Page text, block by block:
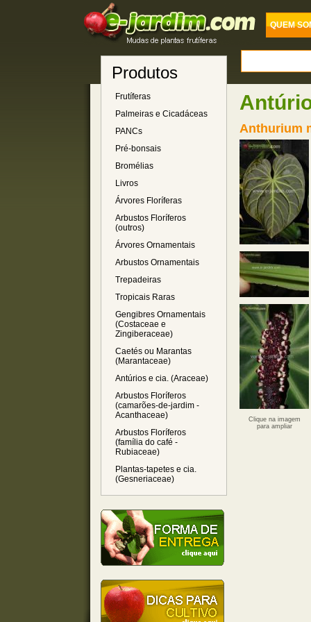
QUEM
Produtos
Frutíferas
Palmeiras e Cicadáceas
PANCs
Pré-bonsais
Bromélias
Livros
Árvores Floríferas
Arbustos Floríferos
(outros)
Árvores Ornamentais
Arbustos Ornamentais
Trepadeiras
Tropicais Raras
Gengibres Ornamentais
(Costaceae e
Zingiberaceae)
Caetés ou Marantas
(Marantaceae)
Antúrios e cia. (Araceae)
Arbustos Floríferos
(camarões-de-jardim -
Acanthaceae)
Arbustos Floríferos
(família do café -
Rubiaceae)
Plantas-tapetes e cia.
(Gesneriaceae)
Anthurium
Clique na imagem
para ampliar